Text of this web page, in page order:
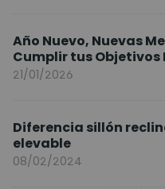
Año Nuevo, Nuevas
Cumplir tus Objetivos
Entrenando en Casa
21/01/2026
Diferencia sillón
elevable
08/02/2024